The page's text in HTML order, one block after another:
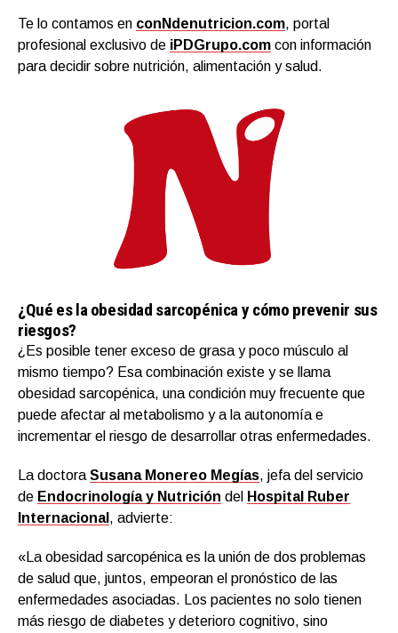
Te lo contamos en conNdenutricion.com, portal
profesional exclusivo de iPDGrupo.com con información
para decidir sobre nutrición, alimentación y salud.
¿Qué es la obesidad sarcopénica y cómo prevenir sus
riesgos?
¿Es posible tener exceso de grasa y poco músculo al
mismo tiempo? Esa combinación existe y se llama
obesidad sarcopénica, una condición muy frecuente que
puede afectar al metabolismo y a la autonomía e
incrementar el riesgo de desarrollar otras enfermedades.
La doctora Susana Monereo Megías, jefa del servicio
de Endocrinología y Nutrición del Hospital Ruber
Internacional , advierte:
«La obesidad sarcopénica es la unión de dos problemas
de salud que, juntos, empeoran el pronóstico de las
enfermedades asociadas. Los pacientes no solo tienen
más riesgo de diabetes y deterioro cognitivo, sino